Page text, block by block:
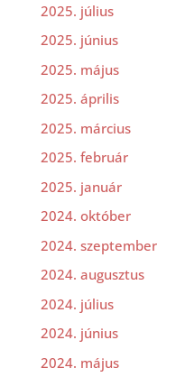
2025. július
2025. június
2025. május
2025. április
2025. március
2025. február
2025. január
2024. október
2024. szeptember
2024. augusztus
2024. július
2024. június
2024. május